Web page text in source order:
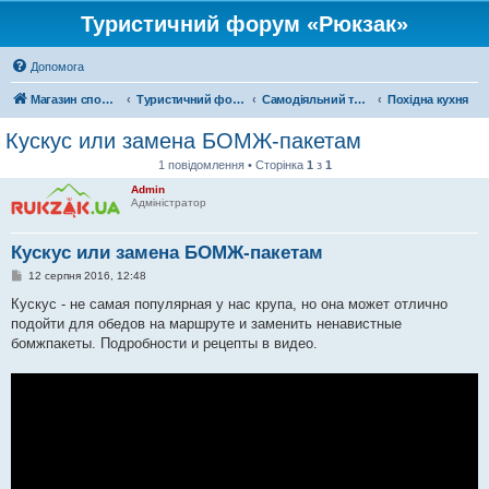
Туристичний форум «Рюкзак»
Допомога
Магазин спорядження Туристичний форум «Рюкзак» Самодіяльний туризм Похідна кухня
Кускус или замена БОМЖ-пакетам
1 повідомлення • Сторінка 1 з 1
Admin
Адміністратор
Кускус или замена БОМЖ-пакетам
П
в
і
д
о
12 серпня 2016, 12:48
Кускус - не самая популярная у нас крупа, но она может отлично
подойти для обедов на маршруте и заменить ненавистные
бомжпакеты. Подробности и рецепты в видео.